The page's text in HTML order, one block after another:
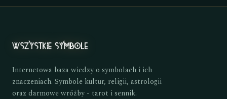
Internetowa baza wiedzy o symbolach i ich
znaczeniach. Symbole kultur, religii, astrologii
oraz darmowe wróżby - tarot i sennik.